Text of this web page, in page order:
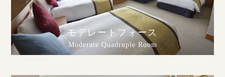
モデレートフォース
Moderate Quadruple Room